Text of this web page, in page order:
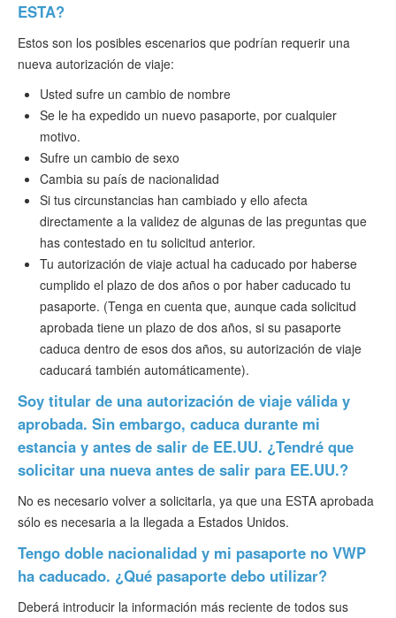
ESTA?
Estos son los posibles escenarios que podrían requerir una
nueva autorización de viaje:
Usted sufre un cambio de nombre
Se le ha expedido un nuevo pasaporte, por cualquier
motivo.
Sufre un cambio de sexo
Cambia su país de nacionalidad
Si tus circunstancias han cambiado y ello afecta
directamente a la validez de algunas de las preguntas que
has contestado en tu solicitud anterior.
Tu autorización de viaje actual ha caducado por haberse
cumplido el plazo de dos años o por haber caducado tu
pasaporte. (Tenga en cuenta que, aunque cada solicitud
aprobada tiene un plazo de dos años, si su pasaporte
caduca dentro de esos dos años, su autorización de viaje
caducará también automáticamente).
Soy titular de una autorización de viaje válida y
aprobada. Sin embargo, caduca durante mi
estancia y antes de salir de EE.UU. ¿Tendré que
solicitar una nueva antes de salir para EE.UU.?
No es necesario volver a solicitarla, ya que una ESTA aprobada
sólo es necesaria a la llegada a Estados Unidos.
Tengo doble nacionalidad y mi pasaporte no VWP
ha caducado. ¿Qué pasaporte debo utilizar?
Deberá introducir la información más reciente de todos sus